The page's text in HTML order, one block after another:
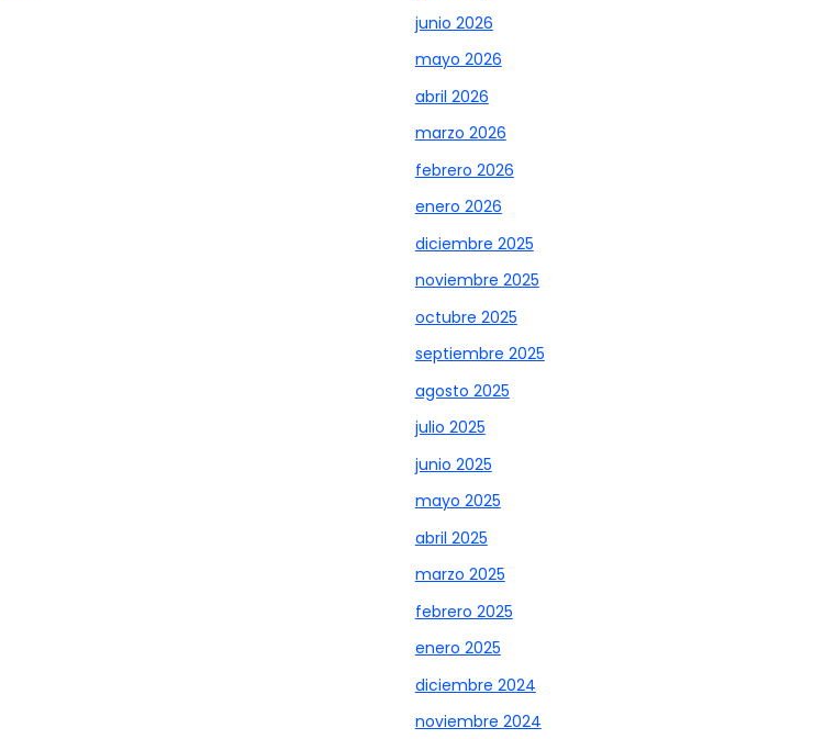
junio 2026
mayo 2026
abril 2026
marzo 2026
febrero 2026
enero 2026
diciembre 2025
noviembre 2025
octubre 2025
septiembre 2025
agosto 2025
julio 2025
junio 2025
mayo 2025
abril 2025
marzo 2025
febrero 2025
enero 2025
diciembre 2024
noviembre 2024